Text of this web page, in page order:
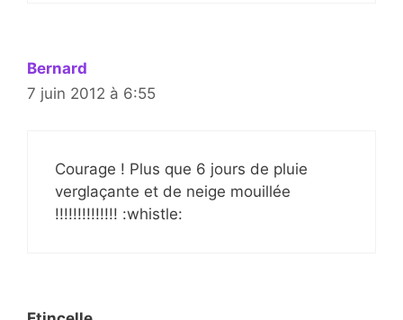
Bernard
7 juin 2012 à 6:55
Courage ! Plus que 6 jours de pluie
verglaçante et de neige mouillée
!!!!!!!!!!!!!! :whistle: